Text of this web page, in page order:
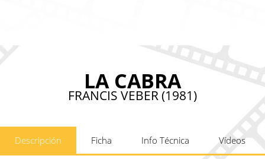
LA CABRA
FRANCIS VEBER (1981)
Descripción Ficha Info Técnica Vídeos